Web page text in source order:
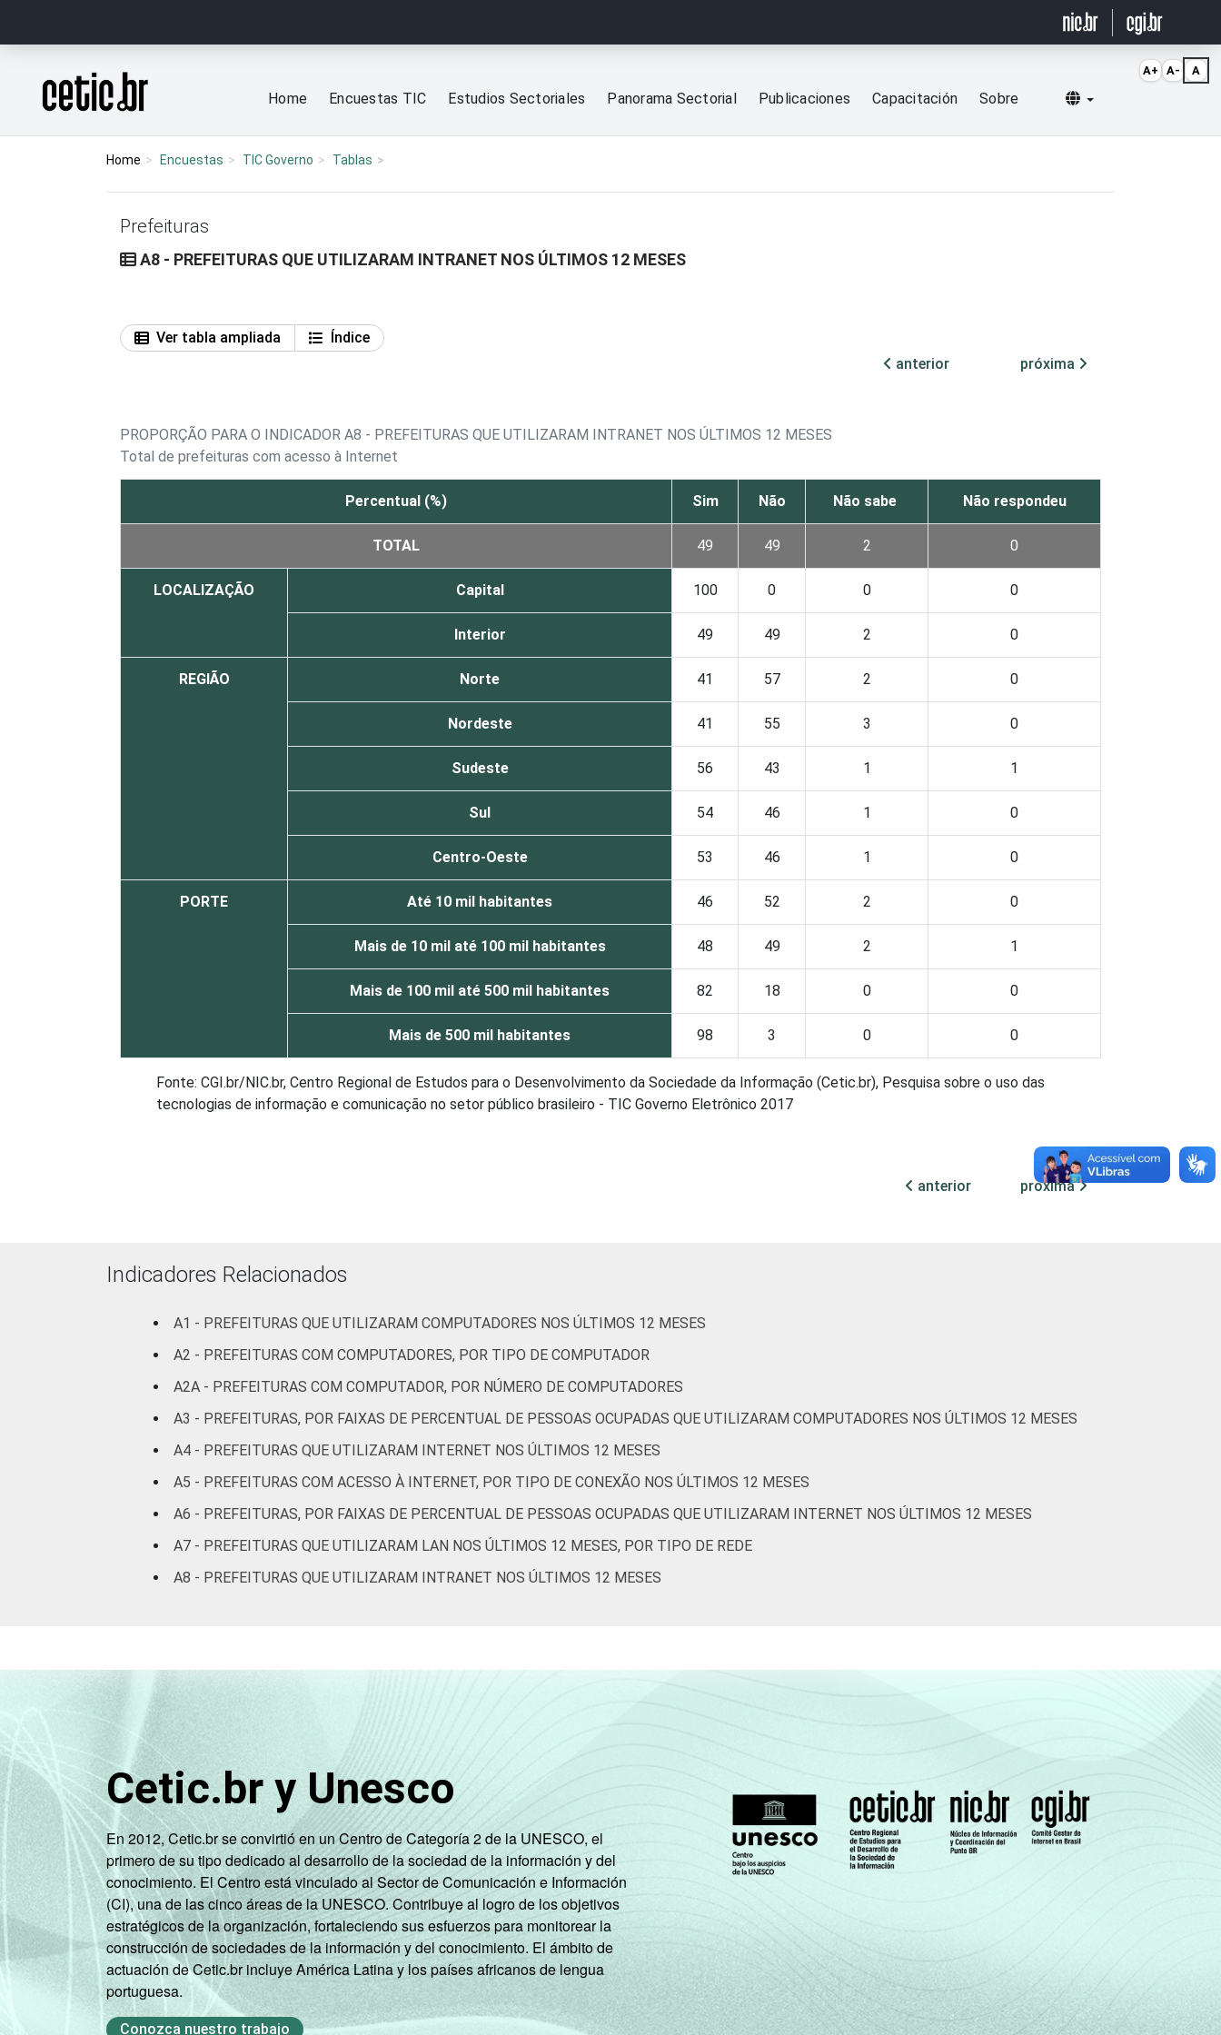
Página inicial
Home Encuestas TIC Estudios Sectoriales Panorama Sectorial Publicaciones Capacitación Sobre Selecionar idioma
Home Encuestas TIC Governo Tablas
Prefeituras
A8 - PREFEITURAS QUE UTILIZARAM INTRANET NOS ÚLTIMOS 12 MESES
Ver tabla ampliada
Índice
anterior
próxima
PROPORÇÃO PARA O INDICADOR A8 - PREFEITURAS QUE UTILIZARAM INTRANET NOS ÚLTIMOS 12 MESES
Total de prefeituras com acesso à Internet
Percentual (%) Sim Não Não sabe Não respondeu
TOTAL 49 49 2 0
LOCALIZAÇÃO Capital 100 0 0 0
Interior 49 49 2 0
REGIÃO Norte 41 57 2 0
Nordeste 41 55 3 0
Sudeste 56 43 1 1
Sul 54 46 1 0
Centro-Oeste 53 46 1 0
PORTE Até 10 mil habitantes 46 52 2 0
Mais de 10 mil até 100 mil habitantes 48 49 2 1
Mais de 100 mil até 500 mil habitantes 82 18 0 0
Mais de 500 mil habitantes 98 3 0 0
Fonte: CGI.br/NIC.br, Centro Regional de Estudos para o Desenvolvimento da Sociedade da Informação (Cetic.br), Pesquisa sobre o uso das
tecnologias de informação e comunicação no setor público brasileiro - TIC Governo Eletrônico 2017
anterior próxima
Indicadores Relacionados
A1 - PREFEITURAS QUE UTILIZARAM COMPUTADORES NOS ÚLTIMOS 12 MESES
A2 - PREFEITURAS COM COMPUTADORES, POR TIPO DE COMPUTADOR
A2A - PREFEITURAS COM COMPUTADOR, POR NÚMERO DE COMPUTADORES
A3 - PREFEITURAS, POR FAIXAS DE PERCENTUAL DE PESSOAS OCUPADAS QUE UTILIZARAM COMPUTADORES NOS ÚLTIMOS 12 MESES
A4 - PREFEITURAS QUE UTILIZARAM INTERNET NOS ÚLTIMOS 12 MESES
A5 - PREFEITURAS COM ACESSO À INTERNET, POR TIPO DE CONEXÃO NOS ÚLTIMOS 12 MESES
A6 - PREFEITURAS, POR FAIXAS DE PERCENTUAL DE PESSOAS OCUPADAS QUE UTILIZARAM INTERNET NOS ÚLTIMOS 12 MESES
A7 - PREFEITURAS QUE UTILIZARAM LAN NOS ÚLTIMOS 12 MESES, POR TIPO DE REDE
A8 - PREFEITURAS QUE UTILIZARAM INTRANET NOS ÚLTIMOS 12 MESES
Cetic.br y Unesco
En 2012, Cetic.br se convirtió en un Centro de Categoría 2 de la UNESCO, el
primero de su tipo dedicado al desarrollo de la sociedad de la información y del
conocimiento. El Centro está vinculado al Sector de Comunicación e Información
(CI), una de las cinco áreas de la UNESCO. Contribuye al logro de los objetivos
estratégicos de la organización, fortaleciendo sus esfuerzos para monitorear la
construcción de sociedades de la información y del conocimiento. El ámbito de
actuación de Cetic.br incluye América Latina y los países africanos de lengua
portuguesa.
Conozca nuestro trabajo
A+ A- A